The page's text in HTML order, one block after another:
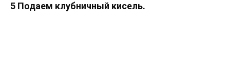
5 Подаем клубничный кисель.